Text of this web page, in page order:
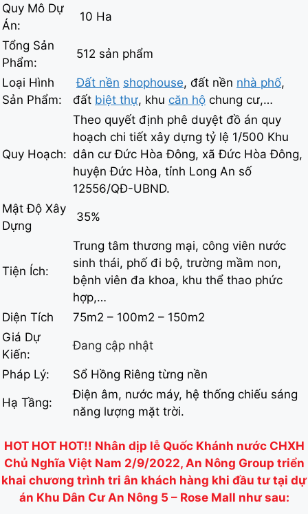
Quy Mô Dự
Án:
10 Ha
Tổng Sản
Phẩm:
512 sản phẩm
Loại Hình
Sản Phẩm:
Đất nền shophouse, đất nền nhà phố,
đất biệt thự, khu căn hộ chung cư,…
Quy Hoạch:
Theo quyết định phê duyệt đồ án quy
hoạch chi tiết xây dựng tỷ lệ 1/500 Khu
dân cư Đức Hòa Đông, xã Đức Hòa Đông,
huyện Đức Hòa, tỉnh Long An số
12556/QĐ-UBND.
Mật Độ Xây
Dựng
35%
Tiện Ích:
Trung tâm thương mại, công viên nước
sinh thái, phố đi bộ, trường mầm non,
bệnh viên đa khoa, khu thể thao phức
hợp,…
Diện Tích
75m2 – 100m2 – 150m2
Giá Dự
Kiến:
Đang cập nhật
Pháp Lý: Sổ Hồng Riêng từng nền
Hạ Tầng:
Điện âm, nước máy, hệ thống chiếu sáng
năng lượng mặt trời.
HOT HOT HOT!! Nhân dịp lễ Quốc Khánh nước CHXH
Chủ Nghĩa Việt Nam 2/9/2022, An Nông Group triển
khai chương trình tri ân khách hàng khi đầu tư tại dự
án Khu Dân Cư An Nông 5 – Rose Mall như sau: